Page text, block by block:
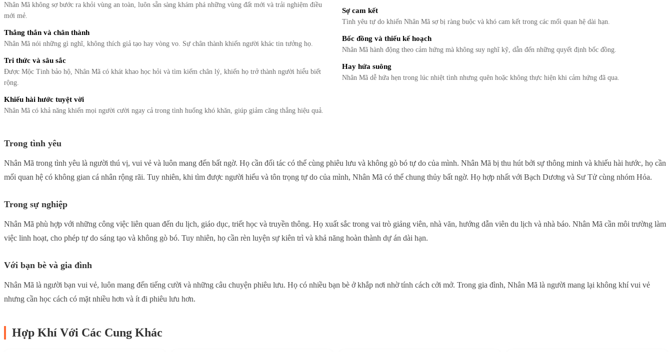
Nhân Mã không sợ bước ra khỏi vùng an toàn, luôn sẵn sàng khám phá những vùng đất mới và trải nghiệm điều
mới mẻ.
Thẳng thắn và chân thành
Nhân Mã nói những gì nghĩ, không thích giả tạo hay vòng vo. Sự chân thành khiến người khác tin tưởng họ.
Tri thức và sâu sắc
Được Mộc Tinh bảo hộ, Nhân Mã có khát khao học hỏi và tìm kiếm chân lý, khiến họ trở thành người hiểu biết
rộng.
Khiếu hài hước tuyệt vời
Nhân Mã có khả năng khiến mọi người cười ngay cả trong tình huống khó khăn, giúp giảm căng thẳng hiệu quả.
Sợ cam kết
Tình yêu tự do khiến Nhân Mã sợ bị ràng buộc và khó cam kết trong các mối quan hệ dài hạn.
Bốc đồng và thiếu kế hoạch
Nhân Mã hành động theo cảm hứng mà không suy nghĩ kỹ, dẫn đến những quyết định bốc đồng.
Hay hứa suông
Nhân Mã dễ hứa hẹn trong lúc nhiệt tình nhưng quên hoặc không thực hiện khi cảm hứng đã qua.
Trong tình yêu
Nhân Mã trong tình yêu là người thú vị, vui vẻ và luôn mang đến bất ngờ. Họ cần đối tác có thể cùng phiêu lưu và không gò bó tự do của mình. Nhân Mã bị thu hút bởi sự thông minh và khiếu hài hước, họ cần
mối quan hệ có không gian cá nhân rộng rãi. Tuy nhiên, khi tìm được người hiểu và tôn trọng tự do của mình, Nhân Mã có thể chung thủy bất ngờ. Họ hợp nhất với Bạch Dương và Sư Tử cùng nhóm Hỏa.
Trong sự nghiệp
Nhân Mã phù hợp với những công việc liên quan đến du lịch, giáo dục, triết học và truyền thông. Họ xuất sắc trong vai trò giảng viên, nhà văn, hướng dẫn viên du lịch và nhà báo. Nhân Mã cần môi trường làm
việc linh hoạt, cho phép tự do sáng tạo và không gò bó. Tuy nhiên, họ cần rèn luyện sự kiên trì và khả năng hoàn thành dự án dài hạn.
Với bạn bè và gia đình
Nhân Mã là người bạn vui vẻ, luôn mang đến tiếng cười và những câu chuyện phiêu lưu. Họ có nhiều bạn bè ở khắp nơi nhờ tính cách cởi mở. Trong gia đình, Nhân Mã là người mang lại không khí vui vẻ
nhưng cần học cách có mặt nhiều hơn và ít đi phiêu lưu hơn.
Hợp Khí Với Các Cung Khác